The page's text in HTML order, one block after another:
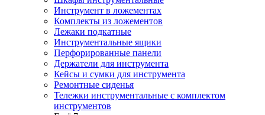
Инструмент в ложементах
Комплекты из ложементов
Лежаки подкатные
Инструментальные ящики
Перфорированные панели
Держатели для инструмента
Кейсы и сумки для инструмента
Ремонтные сиденья
Тележки инструментальные с комплектом
инструментов